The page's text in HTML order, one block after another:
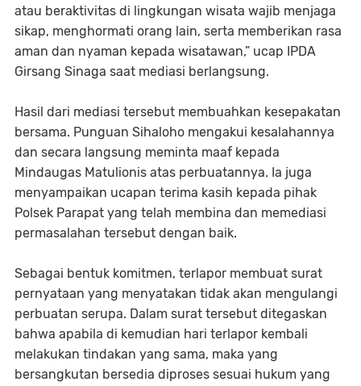
atau beraktivitas di lingkungan wisata wajib menjaga
sikap, menghormati orang lain, serta memberikan rasa
aman dan nyaman kepada wisatawan,” ucap IPDA
Girsang Sinaga saat mediasi berlangsung.
Hasil dari mediasi tersebut membuahkan kesepakatan
bersama. Punguan Sihaloho mengakui kesalahannya
dan secara langsung meminta maaf kepada
Mindaugas Matulionis atas perbuatannya. Ia juga
menyampaikan ucapan terima kasih kepada pihak
Polsek Parapat yang telah membina dan memediasi
permasalahan tersebut dengan baik.
Sebagai bentuk komitmen, terlapor membuat surat
pernyataan yang menyatakan tidak akan mengulangi
perbuatan serupa. Dalam surat tersebut ditegaskan
bahwa apabila di kemudian hari terlapor kembali
melakukan tindakan yang sama, maka yang
bersangkutan bersedia diproses sesuai hukum yang